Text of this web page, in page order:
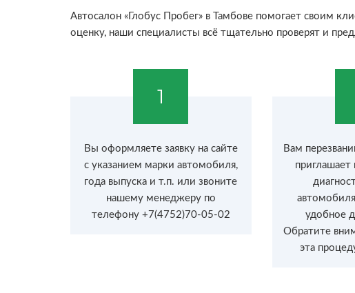
Автосалон «Глобус Пробег» в Тамбове помогает своим
оценку, наши специалисты всё тщательно проверят и
1
Вы оформляете заявку на сайте
с указанием марки автомобиля,
года выпуска и т.п. или звоните
нашему менеджеру по
телефону +7(4752)70-05-02
Вам
приглашает
удобное
Обратите
эта